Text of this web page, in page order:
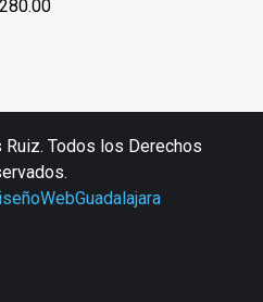
280.00
Todos los Derechos